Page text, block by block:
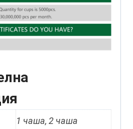
1 чаша, 2 чаша